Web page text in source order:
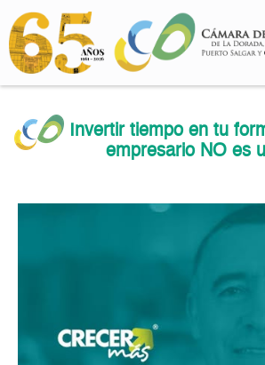
Invertir tiempo en tu
empresario NO es